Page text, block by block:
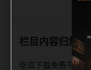
栏目内容归集
吃瓜下载免费平台